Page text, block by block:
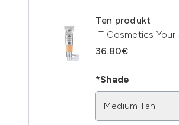
Ten produkt
IT Cosmetics
36.80€
*Shade
Medium Tan